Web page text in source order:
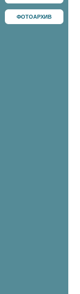
ФОТОАРХИВ